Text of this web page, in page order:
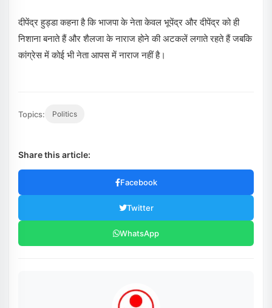
दीपेंद्र हुड्डा कहना है कि भाजपा के नेता केवल भूपेंद्र और दीपेंद्र को ही
निशाना बनाते हैं और शैलजा के नाराज होने की अटकलें लगाते रहते हैं जबकि
कांग्रेस में कोई भी नेता आपस में नाराज नहीं है।
Topics: Politics
Share this article:
Facebook
Twitter
WhatsApp